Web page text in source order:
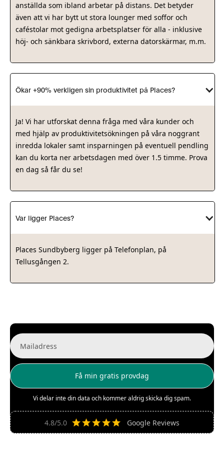
anställda som ibland arbetar på distans. Det betyder
även att vi har bytt ut stora lounger med soffor och
caféstolar mot gedigna arbetsplatser för alla - inklusive
höj- och sänkbara skrivbord, externa datorskärmar, m.m.
Ökar +90% verkligen sin produktivitet på Places?
Ja! Vi har utforskat denna fråga med våra kunder och
med hjälp av produktivitetsökningen på våra noggrant
inredda lokaler samt insparningen på eventuell pendling
kan du korta ner arbetsdagen med över 1.5 timme. Prova
en dag så får du se!
Var ligger Places?
Places Sundbyberg ligger på Telefonplan, på
Tellusgången 2.
Vi delar inte din data och kommer aldrig skicka dig spam.
4.8/5.0 Google Reviews